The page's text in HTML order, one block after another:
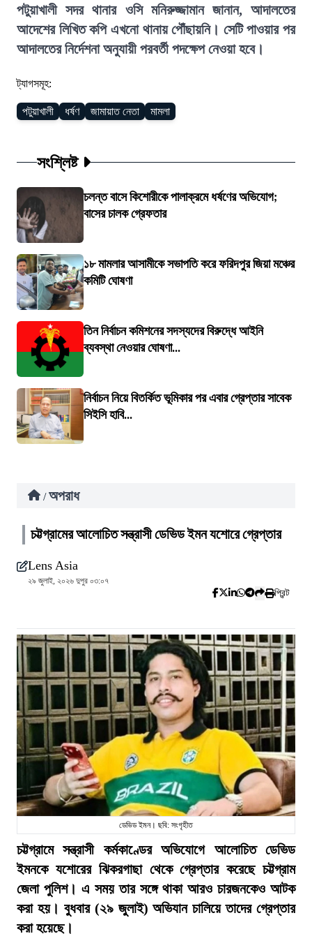
পটুয়াখালী সদর থানার ওসি মনিরুজ্জামান জানান, আদালতের
আদেশের লিখিত কপি এখনো থানায় পৌঁছায়নি। সেটি পাওয়ার পর
আদালতের নির্দেশনা অনুযায়ী পরবর্তী পদক্ষেপ নেওয়া হবে।
ট্যাগসমূহ:
পটুয়াখালী ধর্ষণ জামায়াত নেতা মামলা
সংশ্লিষ্ট
চলন্ত বাসে কিশোরীকে পালাক্রমে ধর্ষণের অভিযোগ;
বাসের চালক গ্রেফতার
১৮ মামলার আসামীকে সভাপতি করে ফরিদপুর জিয়া মঞ্চের
কমিটি ঘোষণা
তিন নির্বাচন কমিশনের সদস্যদের বিরুদ্ধে আইনি
ব্যবস্থা নেওয়ার ঘোষণা...
নির্বাচন নিয়ে বিতর্কিত ভূমিকার পর এবার গ্রেপ্তার সাবেক
সিইসি হাবি...
/ অপরাধ
চট্টগ্রামের আলোচিত সন্ত্রাসী ডেভিড ইমন যশোরে গ্রেপ্তার
Lens Asia
২৯ জুলাই, ২০২৬ দুপুর ০৩:০৭
প্রিন্ট
ডেভিড ইমন। ছবি: সংগৃহীত
চট্টগ্রামে সন্ত্রাসী কর্মকাণ্ডের অভিযোগে আলোচিত ডেভিড
ইমনকে যশোরের ঝিকরগাছা থেকে গ্রেপ্তার করেছে চট্টগ্রাম
জেলা পুলিশ। এ সময় তার সঙ্গে থাকা আরও চারজনকেও আটক
করা হয়। বুধবার (২৯ জুলাই) অভিযান চালিয়ে তাদের গ্রেপ্তার
করা হয়েছে।